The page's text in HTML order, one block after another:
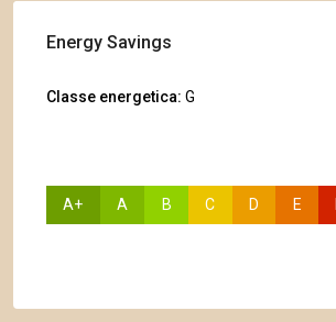
Energy Savings
Classe energetica: G
A+ A B C D E